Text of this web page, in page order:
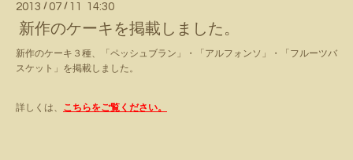
2013 / 07 / 11 14:30
新作のケーキを掲載しました。
新作のケーキ３種、「ペッシュブラン」・「アルフォンソ」・「フルーツバ
スケット」を掲載しました。
詳しくは、 こちらをご覧ください。